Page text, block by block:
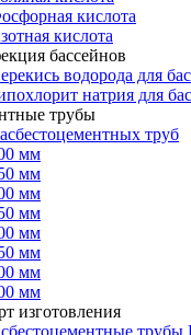
кислота
кислота
бассейнов
водорода для
натрия для
трубы
труб
мм
мм
мм
мм
мм
мм
мм
мм
изготовления